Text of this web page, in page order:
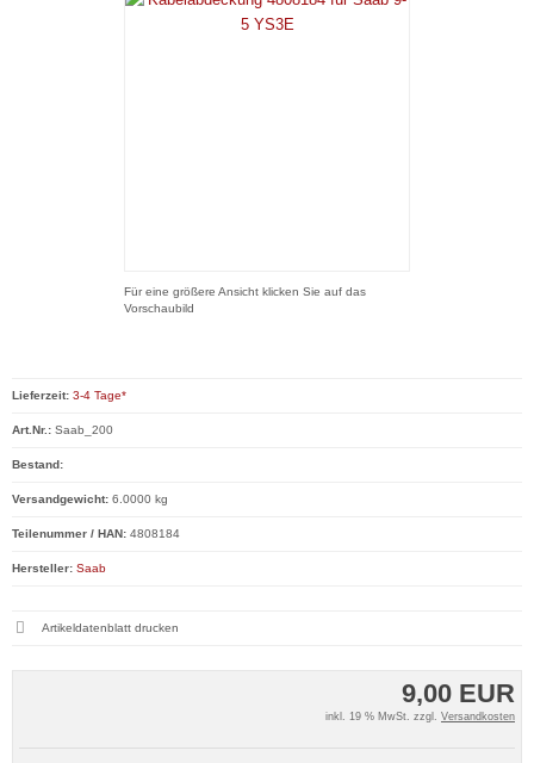
Für eine größere Ansicht klicken Sie auf das
Vorschaubild
9,00 EUR
inkl. 19 % MwSt. zzgl. Versandkosten
Lieferzeit: 3-4 Tage*
Art.Nr.: Saab_200
Bestand:
Versandgewicht: 6.0000 kg
Teilenummer / HAN: 4808184
Hersteller: Saab
Artikeldatenblatt drucken